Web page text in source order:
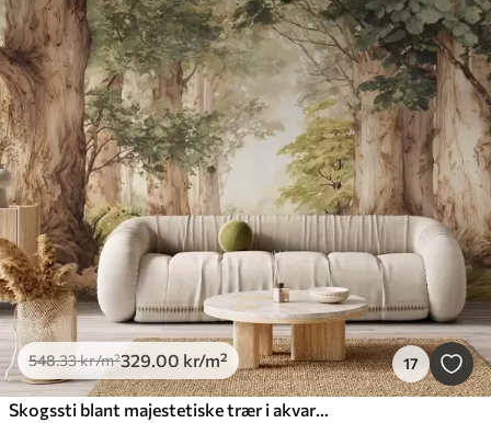
548.33kr/m²329.00 kr/m² 17
Skogssti blant majestetiske trær i akvarellstil